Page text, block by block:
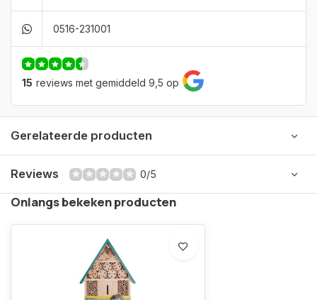
0516-231001
15 reviews met gemiddeld 9,5 op
Gerelateerde producten
Reviews 0/5
Onlangs bekeken producten